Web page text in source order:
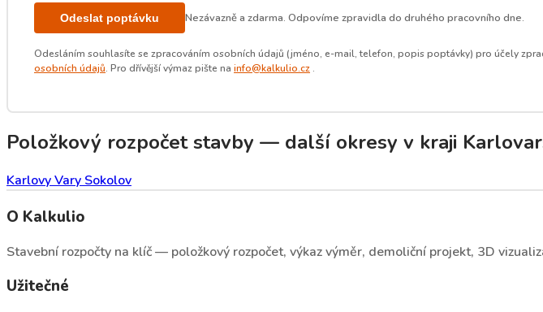
Odeslat poptávku Nezávazně a zdarma. Odpovíme zpravidla do druhého pracovního dne.
Odesláním souhlasíte se zpracováním osobních údajů (jméno, e-mail, telefon, popis poptávky) pro účely
osobních údajů. Pro dřívější výmaz pište na info@kalkulio.cz .
Položkový rozpočet stavby — další okresy v kraji
Karlovy Vary Sokolov
O Kalkulio
Stavební rozpočty na klíč — položkový rozpočet, výkaz výměr, demoliční projekt, 3D
Užitečné